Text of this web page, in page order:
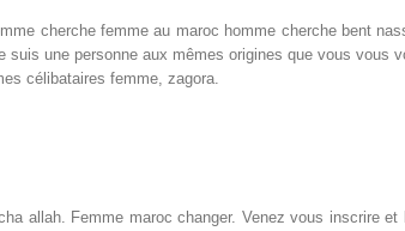
cherche femme au maroc homme cherche bent
une personne aux mêmes origines que vous vous
célibataires femme, zagora.
allah. Femme maroc changer. Venez vous inscrire